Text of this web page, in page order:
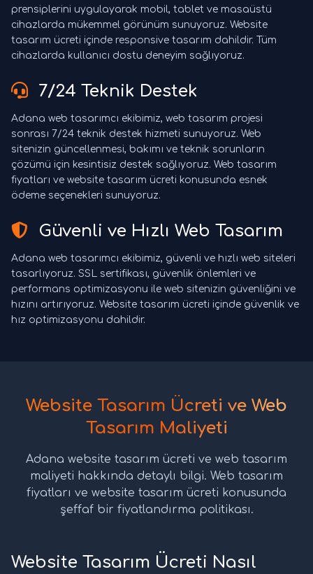
prensiplerini uygulayarak mobil, tablet ve masaüstü
cihazlarda mükemmel görünüm sunuyoruz. Website
tasarım ücreti içinde responsive tasarım dahildir. Tüm
cihazlarda kullanıcı dostu deneyim sağlıyoruz.
7/24 Teknik Destek
Adana web tasarımcı ekibimiz, web tasarım projesi
sonrası 7/24 teknik destek hizmeti sunuyoruz. Web
sitenizin güncellenmesi, bakımı ve teknik sorunların
çözümü için kesintisiz destek sağlıyoruz. Web tasarım
fiyatları ve website tasarım ücreti konusunda esnek
ödeme seçenekleri sunuyoruz.
Güvenli ve Hızlı Web Tasarım
Adana web tasarımcı ekibimiz, güvenli ve hızlı web siteleri
tasarlıyoruz. SSL sertifikası, güvenlik önlemleri ve
performans optimizasyonu ile web sitenizin güvenliğini ve
hızını artırıyoruz. Website tasarım ücreti içinde güvenlik ve
hız optimizasyonu dahildir.
Website Tasarım Ücreti ve Web
Tasarım Maliyeti
Adana website tasarım ücreti ve web tasarım
maliyeti hakkında detaylı bilgi. Web tasarım
fiyatları ve website tasarım ücreti konusunda
şeffaf bir fiyatlandırma politikası.
Website Tasarım Ücreti Nasıl